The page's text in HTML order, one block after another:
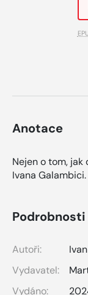
Anotace
Nejen o tom, jak
Ivana Galambici.
Podrobnosti
Autoři:
Vydavatel:
Vydáno: